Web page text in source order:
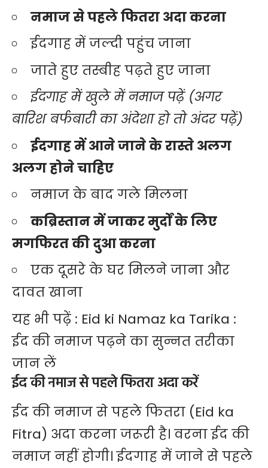
नमाज से पहले फितरा अदा करना
ईदगाह में जल्दी पहुंच जाना
जाते हुए तस्बीह पढ़ते हुए जाना
ईदगाह में खुले में नमाज पढ़ें (अगर
बारिश बर्फबारी का अंदेशा हो तो अंदर पढ़ें)
ईदगाह में आने जाने के रास्ते अलग
अलग होने चाहिए
नमाज के बाद गले मिलना
कब्रिस्तान में जाकर मुर्दों के लिए
मगफिरत की दुआ करना
एक दूसरे के घर मिलने जाना और
दावत खाना
यह भी पढ़ें : Eid ki Namaz ka Tarika :
ईद की नमाज पढ़ने का सुन्नत तरीका
जान लें
ईद की नमाज से पहले फितरा अदा करें
ईदकी नमाज से पहले फितरा (Eid ka
Fitra) अदा करना जरूरी है। वरना ईद की
नमाज नहीं होगी। ईदगाह में जाने से पहले